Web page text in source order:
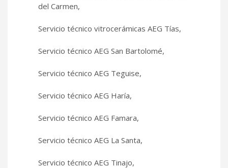
del Carmen,
Servicio técnico vitrocerámicas AEG Tías,
Servicio técnico AEG San Bartolomé,
Servicio técnico AEG Teguise,
Servicio técnico AEG Haría,
Servicio técnico AEG Famara,
Servicio técnico AEG La Santa,
Servicio técnico AEG Tinajo,